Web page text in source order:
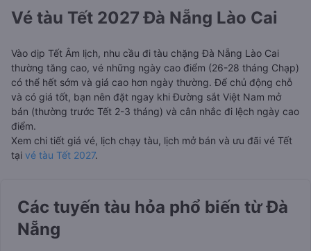
Vé tàu Tết 2027 Đà Nẵng Lào Cai
Vào dịp Tết Âm lịch, nhu cầu đi tàu chặng Đà Nẵng Lào Cai
thường tăng cao, vé những ngày cao điểm (26-28 tháng Chạp)
có thể hết sớm và giá cao hơn ngày thường. Để chủ động chỗ
và có giá tốt, bạn nên đặt ngay khi Đường sắt Việt Nam mở
bán (thường trước Tết 2-3 tháng) và cân nhắc đi lệch ngày cao
điểm.
Xem chi tiết giá vé, lịch chạy tàu, lịch mở bán và ưu đãi vé Tết
tại vé tàu Tết 2027.
Các tuyến tàu hỏa phổ biến từ Đà
Nẵng